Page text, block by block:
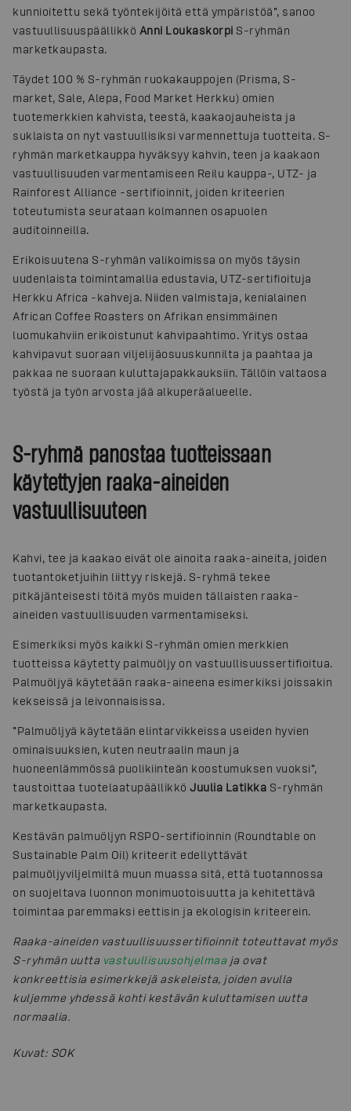
kunnioitettu sekä työntekijöitä että ympäristöä”, sanoo
vastuullisuuspäällikkö Anni Loukaskorpi S-ryhmän
marketkaupasta.
Täydet 100 % S-ryhmän ruokakauppojen (Prisma, S-
market, Sale, Alepa, Food Market Herkku) omien
tuotemerkkien kahvista, teestä, kaakaojauheista ja
suklaista on nyt vastuullisiksi varmennettuja tuotteita. S-
ryhmän marketkauppa hyväksyy kahvin, teen ja kaakaon
vastuullisuuden varmentamiseen Reilu kauppa-, UTZ- ja
Rainforest Alliance -sertifioinnit, joiden kriteerien
toteutumista seurataan kolmannen osapuolen
auditoinneilla.
Erikoisuutena S-ryhmän valikoimissa on myös täysin
uudenlaista toimintamallia edustavia, UTZ-sertifioituja
Herkku Africa -kahveja. Niiden valmistaja, kenialainen
African Coffee Roasters on Afrikan ensimmäinen
luomukahviin erikoistunut kahvipaahtimo. Yritys ostaa
kahvipavut suoraan viljelijäosuuskunnilta ja paahtaa ja
pakkaa ne suoraan kuluttajapakkauksiin. Tällöin valtaosa
työstä ja työn arvosta jää alkuperäalueelle.
S-ryhmä panostaa tuotteissaan
käytettyjen raaka-aineiden
vastuullisuuteen
Kahvi, tee ja kaakao eivät ole ainoita raaka-aineita, joiden
tuotantoketjuihin liittyy riskejä. S-ryhmä tekee
pitkäjänteisesti töitä myös muiden tällaisten raaka-
aineiden vastuullisuuden varmentamiseksi.
Esimerkiksi myös kaikki S-ryhmän omien merkkien
tuotteissa käytetty palmuöljy on vastuullisuussertifioitua.
Palmuöljyä käytetään raaka-aineena esimerkiksi joissakin
kekseissä ja leivonnaisissa.
”Palmuöljyä käytetään elintarvikkeissa useiden hyvien
ominaisuuksien, kuten neutraalin maun ja
huoneenlämmössä puolikiinteän koostumuksen vuoksi”,
taustoittaa tuotelaatupäällikkö Juulia Latikka S-ryhmän
marketkaupasta.
Kestävän palmuöljyn RSPO-sertifioinnin (Roundtable on
Sustainable Palm Oil) kriteerit edellyttävät
palmuöljyviljelmiltä muun muassa sitä, että tuotannossa
on suojeltava luonnon monimuotoisuutta ja kehitettävä
toimintaa paremmaksi eettisin ja ekologisin kriteerein.
Raaka-aineiden vastuullisuussertifioinnit toteuttavat myös
S-ryhmän uutta vastuullisuusohjelmaaja ovat
konkreettisia esimerkkejä askeleista, joiden avulla
kuljemme yhdessä kohti kestävän kuluttamisen uutta
normaalia.
Kuvat: SOK